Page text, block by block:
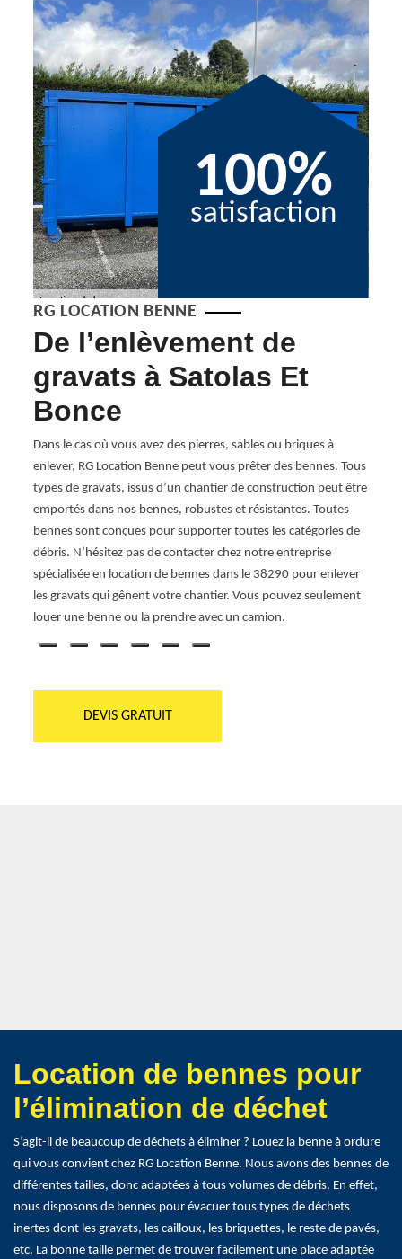
100%
satisfaction
RG LOCATION BENNE
De l’enlèvement de
gravats à Satolas Et
Bonce
Dans le cas où vous avez des pierres, sables ou briques à
enlever, RG Location Benne peut vous prêter des bennes. Tous
types de gravats, issus d’un chantier de construction peut être
emportés dans nos bennes, robustes et résistantes. Toutes
bennes sont conçues pour supporter toutes les catégories de
débris. N’hésitez pas de contacter chez notre entreprise
spécialisée en location de bennes dans le 38290 pour enlever
les gravats qui gênent votre chantier. Vous pouvez seulement
louer une benne ou la prendre avec un camion.
DEVIS GRATUIT
Location de bennes pour
l’élimination de déchet
S’agit-il de beaucoup de déchets à éliminer ? Louez la benne à ordure
qui vous convient chez RG Location Benne. Nous avons des bennes de
différentes tailles, donc adaptées à tous volumes de débris. En effet,
nous disposons de bennes pour évacuer tous types de déchets
inertes dont les gravats, les cailloux, les briquettes, le reste de pavés,
etc. La bonne taille permet de trouver facilement une place adaptée